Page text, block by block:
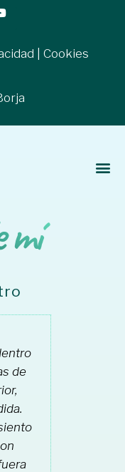
Cookies
de